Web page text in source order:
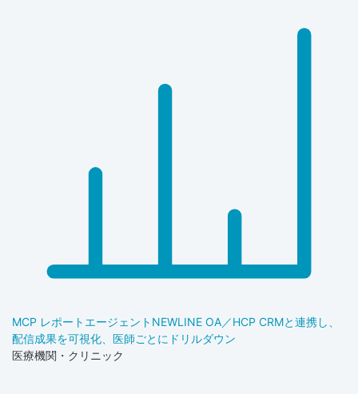
MCP レポートエージェント NEWLINE OA／HCP CRMと連携し、
配信成果を可視化、医師ごとにドリルダウン
医療機関・クリニック